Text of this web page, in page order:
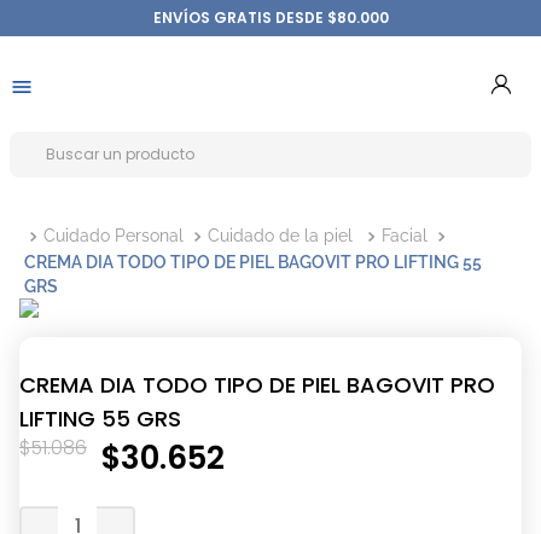
ENVÍOS GRATIS DESDE $80.000
Cuidado Personal Cuidado de la piel
Facial
CREMA DIA TODO TIPO DE PIEL BAGOVIT PRO LIFTING 55
GRS
CREMA DIA TODO TIPO DE PIEL BAGOVIT PRO
LIFTING 55 GRS
$51.086 $30.652